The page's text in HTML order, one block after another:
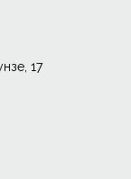
17